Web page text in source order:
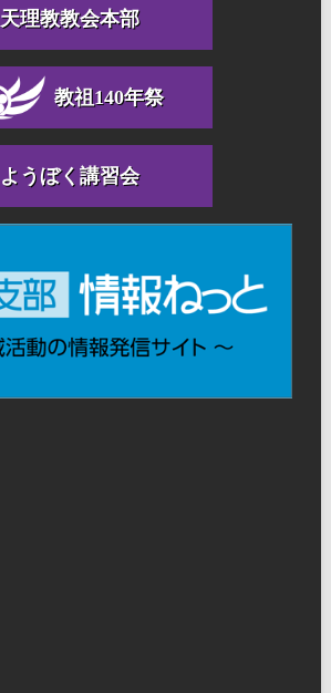
天理教教会本部
教祖140年祭
ようぼく講習会